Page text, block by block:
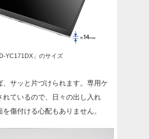
YC171DX」のサイズ
、サッと片づけられます。専用ケ
れているので、日々の出し入れ
を傷付ける心配もありません。